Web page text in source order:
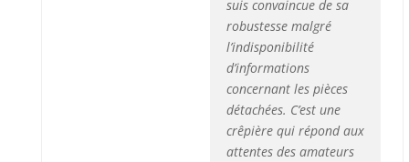
suis convaincue de sa
robustesse malgré
l’indisponibilité
d’informations
concernant les pièces
détachées. C’est une
crêpière qui répond aux
attentes des amateurs